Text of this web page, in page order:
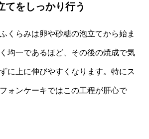
てをしっかり行う
くらみは卵や砂糖の泡立てから始ま
均一であるほど、その後の焼成で気
に上に伸びやすくなります。特にス
ォンケーキではこの工程が肝心で